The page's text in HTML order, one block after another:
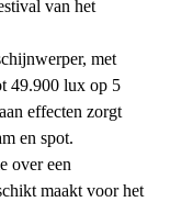
van het
met
49.900 lux op 5
effecten zorgt
en spot.
over een
maakt voor het